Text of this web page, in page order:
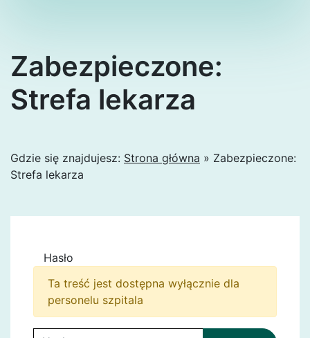
Zabezpieczone:
Strefa lekarza
Gdzie się znajdujesz: Strona główna » Zabezpieczone:
Strefa lekarza
Hasło
Ta treść jest dostępna wyłącznie dla
personelu szpitala